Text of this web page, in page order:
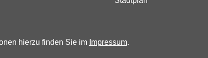
hierzu finden Sie im Impressum.